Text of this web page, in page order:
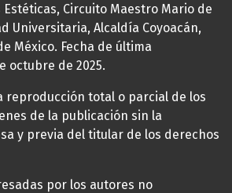
Circuito Maestro Mario de
Universitaria, Alcaldía Coyoacán,
México. Fecha de última
octubre de 2025.
reproducción total o parcial de los
de la publicación sin la
y previa del titular de los derechos
por los autores no